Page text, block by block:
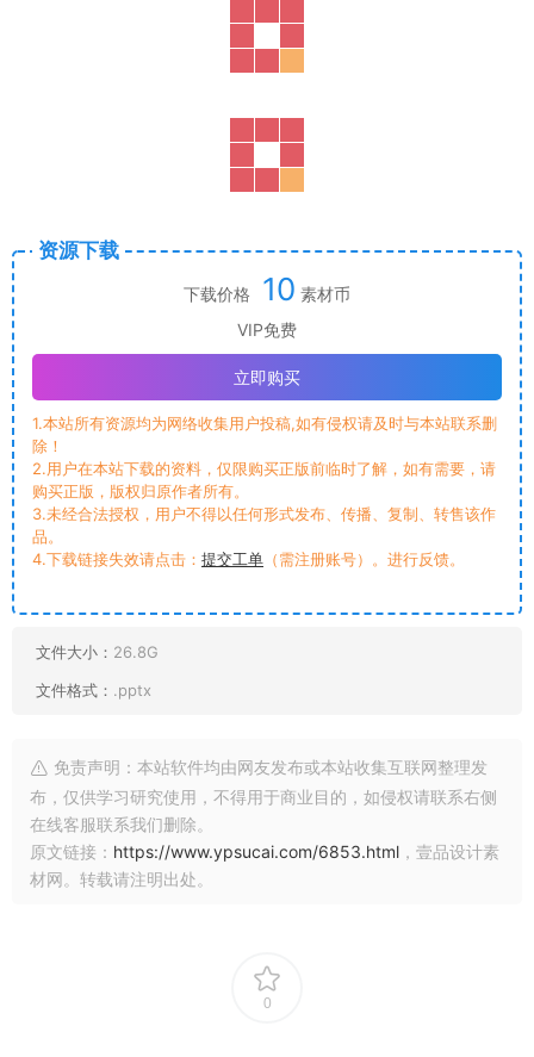
资源下载
下载价格 10 素材币
VIP免费
立即购买
1.本站所有资源均为网络收集用户投稿,如有侵权请及时与本站联系删
除！
2.用户在本站下载的资料，仅限购买正版前临时了解，如有需要，请
购买正版，版权归原作者所有。
3.未经合法授权，用户不得以任何形式发布、传播、复制、转售该作
品。
4.下载链接失效请点击： 提交工单 （需注册账号）。进行反馈。
文件大小： 26.8G
文件格式： .pptx
免责声明：本站软件均由网友发布或本站收集互联网整理发
布，仅供学习研究使用，不得用于商业目的，如侵权请联系右侧
在线客服联系我们删除。
原文链接： https://www.ypsucai.com/6853.html ，壹品设计素
材网。转载请注明出处。
0